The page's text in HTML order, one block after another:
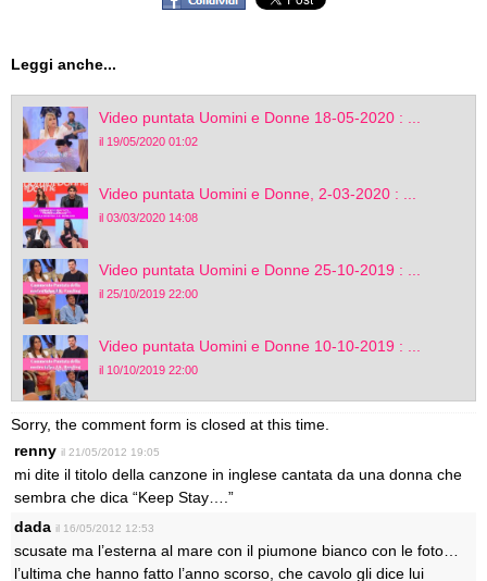
Leggi anche...
Video puntata Uomini e Donne 18-05-2020 : ...
il 19/05/2020 01:02
Video puntata Uomini e Donne, 2-03-2020 : ...
il 03/03/2020 14:08
Video puntata Uomini e Donne 25-10-2019 : ...
il 25/10/2019 22:00
Video puntata Uomini e Donne 10-10-2019 : ...
il 10/10/2019 22:00
Sorry, the comment form is closed at this time.
renny il 21/05/2012 19:05
mi dite il titolo della canzone in inglese cantata da una donna che
sembra che dica “Keep Stay….”
dada il 16/05/2012 12:53
scusate ma l’esterna al mare con il piumone bianco con le foto…
l’ultima che hanno fatto l’anno scorso, che cavolo gli dice lui